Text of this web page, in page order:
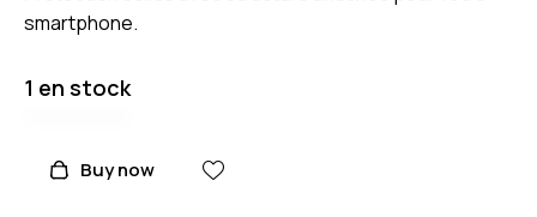
smartphone.
1 en stock
Buy now